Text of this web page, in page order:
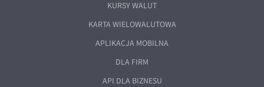
KURSY WALUT
KARTA WIELOWALUTOWA
APLIKACJA MOBILNA
DLA FIRM
API DLA BIZNESU